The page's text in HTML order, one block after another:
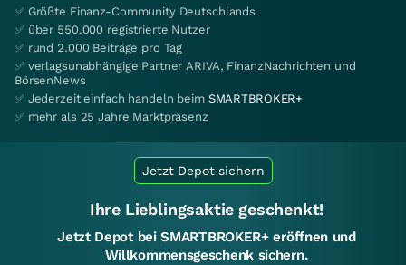
✅ Größte Finanz-Community Deutschlands
✅ über 550.000 registrierte Nutzer
✅ rund 2.000 Beiträge pro Tag
✅ verlagsunabhängige Partner ARIVA, FinanzNachrichten und
BörsenNews
✅ Jederzeit einfach handeln beim SMARTBROKER+
✅ mehr als 25 Jahre Marktpräsenz
Jetzt Depot sichern
Ihre Lieblingsaktie geschenkt!
Jetzt Depot bei SMARTBROKER+ eröffnen und
Willkommensgeschenk sichern.